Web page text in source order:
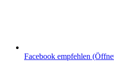
Facebook empfehlen